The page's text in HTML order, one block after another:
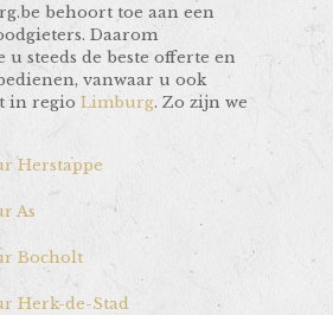
behoort toe aan een
Daarom
u steeds de beste offerte en
vanwaar u ook
in regioLimburg. Zo zijn we
Herstappe
As
Bocholt
Herk-de-Stad